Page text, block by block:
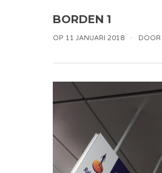
BORDEN 1
OP 11 JANUARI 2018 DOOR